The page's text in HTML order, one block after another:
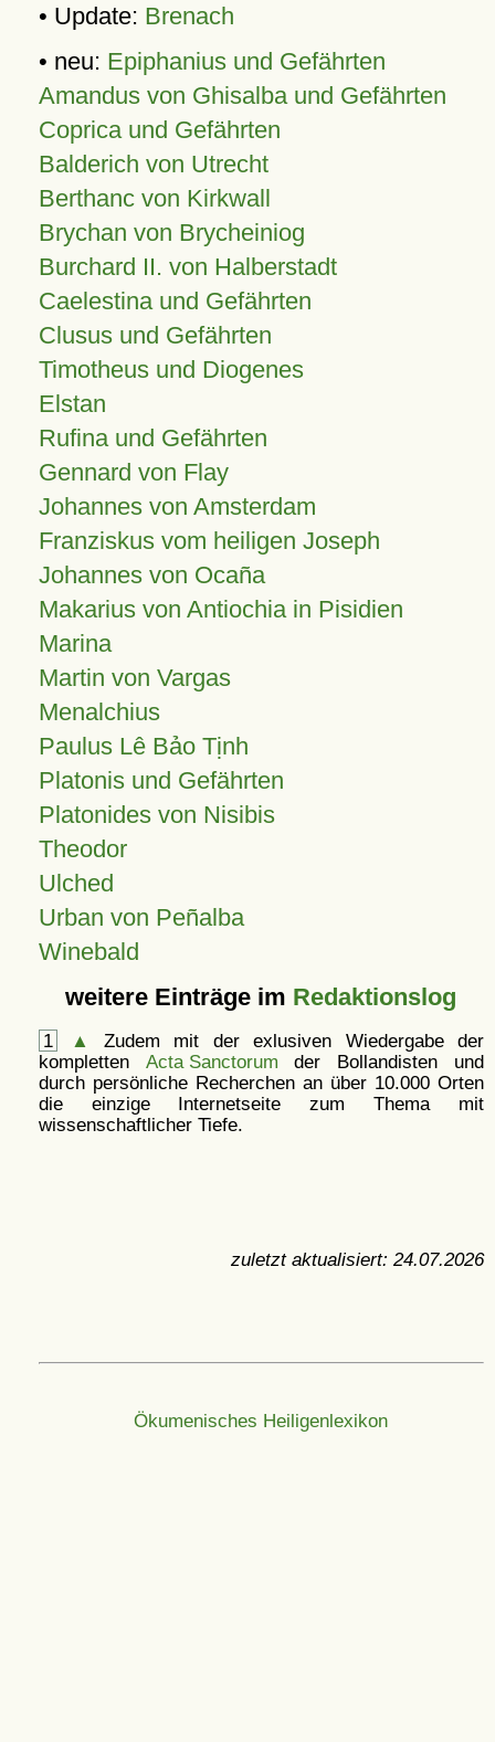
• Update: Brenach
• neu: Epiphanius und Gefährten
Amandus von Ghisalba und Gefährten
Coprica und Gefährten
Balderich von Utrecht
Berthanc von Kirkwall
Brychan von Brycheiniog
Burchard II. von Halberstadt
Caelestina und Gefährten
Clusus und Gefährten
Timotheus und Diogenes
Elstan
Rufina und Gefährten
Gennard von Flay
Johannes von Amsterdam
Franziskus vom heiligen Joseph
Johannes von Ocaña
Makarius von Antiochia in Pisidien
Marina
Martin von Vargas
Menalchius
Paulus Lê Bảo Tịnh
Platonis und Gefährten
Platonides von Nisibis
Theodor
Ulched
Urban von Peñalba
Winebald
weitere Einträge im Redaktionslog
1 ▲
Zudem mit der exlusiven Wiedergabe der
kompletten Acta Sanctorum der Bollandisten und
durch persönliche Recherchen an über 10.000 Orten
die einzige Internetseite zum Thema mit
wissenschaftlicher Tiefe.
zuletzt aktualisiert: 24.07.2026
Ökumenisches Heiligenlexikon